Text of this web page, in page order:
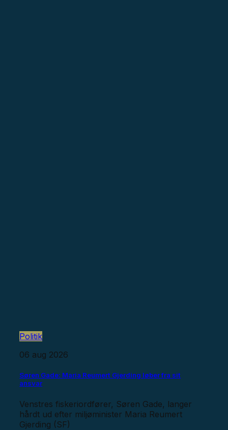
Politik
06 aug 2026
Søren Gade: Maria Reumert Gjerding løber fra sit
ansvar
Venstres fiskeriordfører, Søren Gade, langer
hårdt ud efter miljøminister Maria Reumert
Gjerding (SF)